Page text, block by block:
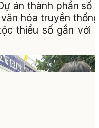
án thành phần số
hóa truyền
thiểu số gắn với